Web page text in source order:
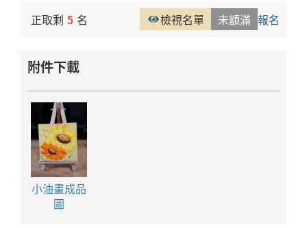
正取剩 5 名 檢視名單 未額滿 報名
附件下載
小油畫成品
圖